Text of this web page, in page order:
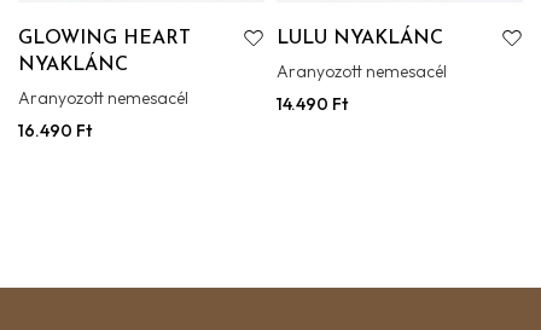
GLOWING HEART
NYAKLÁNC
Aranyozott nemesacél
16.490 Ft
LULU NYAKLÁNC
Aranyozott nemesacél
14.490 Ft